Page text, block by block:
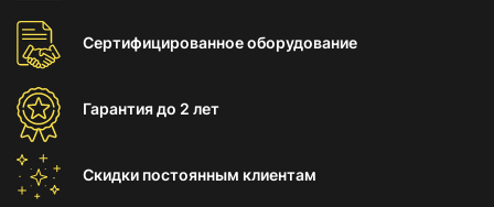
Сертифицированноеоборудование
Гарантиядо 2 лет
Скидки постоянным клиентам